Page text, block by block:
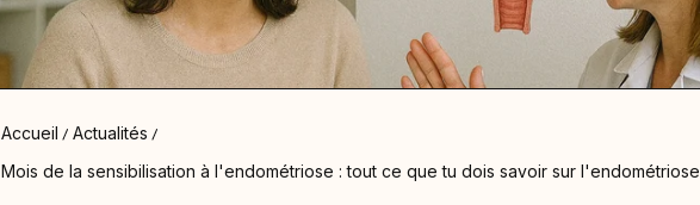
Accueil
Actualités
Mois de la sensibilisation à l'endométriose : tout ce que tu dois savoir sur l'endométriose